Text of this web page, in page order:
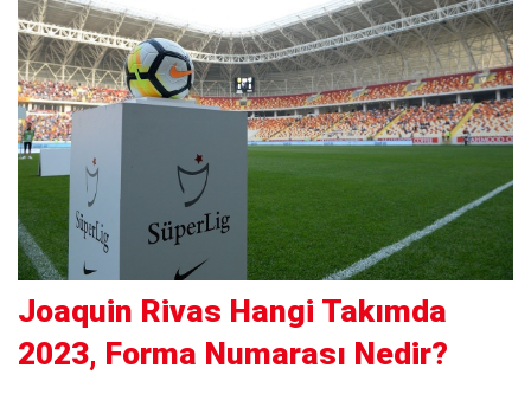
Joaquin Rivas Hangi Takımda
2023, Forma Numarası Nedir?